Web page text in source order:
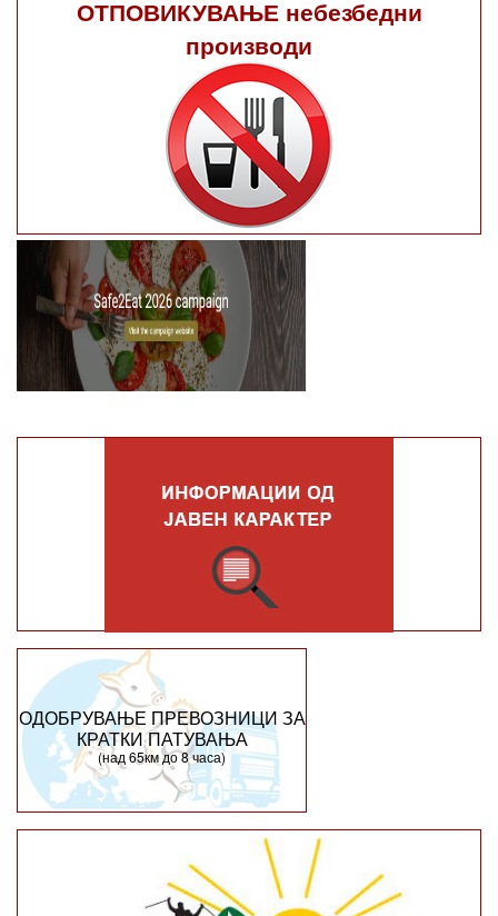
ОТПОВИКУВАЊЕ небезбедни
производи
ОДОБРУВАЊЕ ПРЕВОЗНИЦИ ЗА
КРАТКИ ПАТУВАЊА
(над 65км до 8 часа)